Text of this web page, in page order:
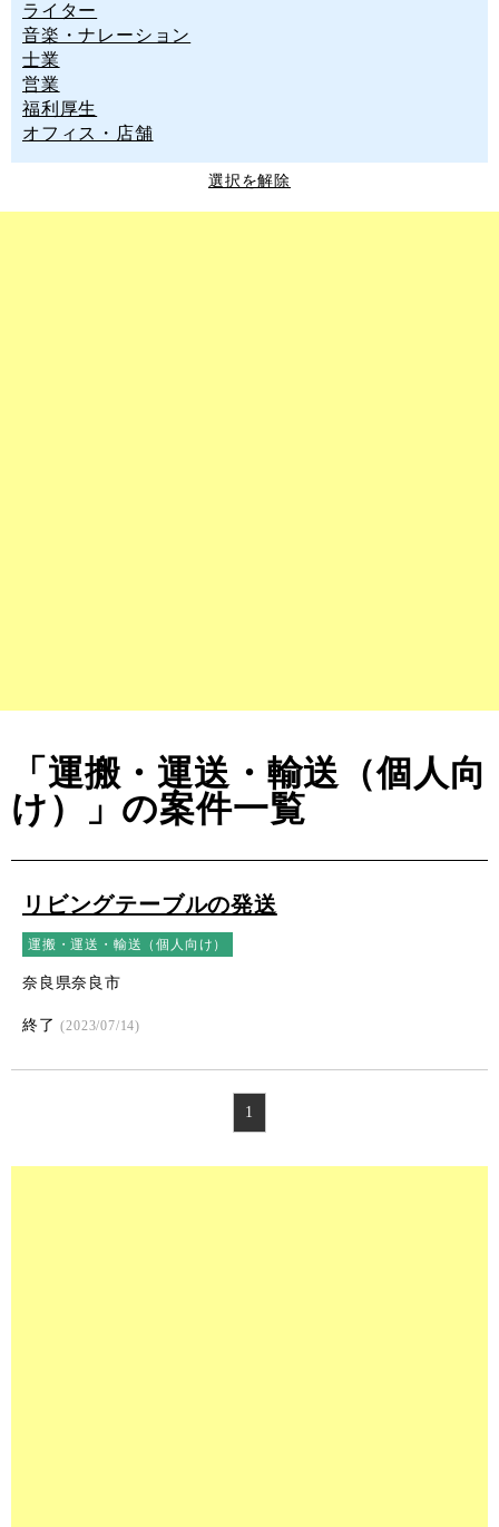
ライター
音楽・ナレーション
士業
営業
福利厚生
オフィス・店舗
選択を解除
「運搬・運送・輸送（個人向
け）」の案件一覧
リビングテーブルの発送
運搬・運送・輸送（個人向け）
奈良県奈良市
終了(2023/07/14)
1